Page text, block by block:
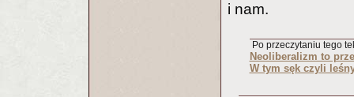
i nam.
Po przeczytaniu tego
Neoliberalizm to
W tym sęk czyli